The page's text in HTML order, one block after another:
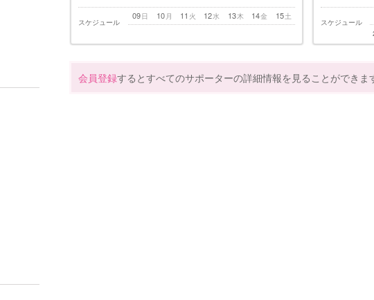
スケジュール
日
09 月
10 火
11 水
12 木
13 金
14 土
15
スケジュール
会員登録するとすべてのサポーターの詳細情報を見ることができま